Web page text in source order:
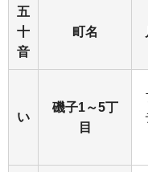
五
十
音
町名
い
磯子1～5丁
目